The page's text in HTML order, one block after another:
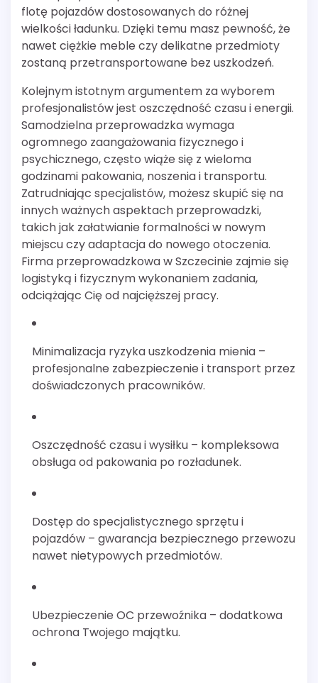
flotę pojazdów dostosowanych do różnej
wielkości ładunku. Dzięki temu masz pewność, że
nawet ciężkie meble czy delikatne przedmioty
zostaną przetransportowane bez uszkodzeń.
Kolejnym istotnym argumentem za wyborem
profesjonalistów jest oszczędność czasu i energii.
Samodzielna przeprowadzka wymaga
ogromnego zaangażowania fizycznego i
psychicznego, często wiąże się z wieloma
godzinami pakowania, noszenia i transportu.
Zatrudniając specjalistów, możesz skupić się na
innych ważnych aspektach przeprowadzki,
takich jak załatwianie formalności w nowym
miejscu czy adaptacja do nowego otoczenia.
Firma przeprowadzkowa w Szczecinie zajmie się
logistyką i fizycznym wykonaniem zadania,
odciążając Cię od najcięższej pracy.
Minimalizacja ryzyka uszkodzenia mienia –
profesjonalne zabezpieczenie i transport przez
doświadczonych pracowników.
Oszczędność czasu i wysiłku – kompleksowa
obsługa od pakowania po rozładunek.
Dostęp do specjalistycznego sprzętu i
pojazdów – gwarancja bezpiecznego przewozu
nawet nietypowych przedmiotów.
Ubezpieczenie OC przewoźnika – dodatkowa
ochrona Twojego majątku.